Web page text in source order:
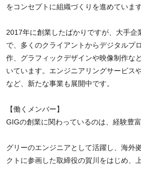
をコンセプトに組織づくりを進めています
2017年に創業したばかりですが、大手企
で、多くのクライアントからデジタルプ
作、グラフィックデザインや映像制作な
いています。エンジニアリングサービス
など、新たな事業も展開中です。
【働くメンバー】
GIGの創業に関わっているのは、経験豊
グリーのエンジニアとして活躍し、海外
クトに参画した取締役の賀川をはじめ、